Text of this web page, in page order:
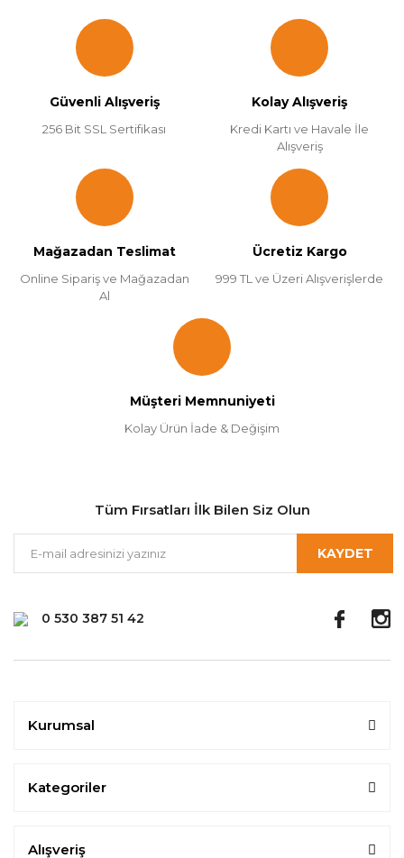
Güvenli Alışveriş
256 Bit SSL Sertifikası
Kolay Alışveriş
Kredi Kartı ve Havale İle
Alışveriş
Mağazadan Teslimat
Online Sipariş ve Mağazadan
Al
Ücretiz Kargo
999 TL ve Üzeri Alışverişlerde
Müşteri Memnuniyeti
Kolay Ürün İade & Değişim
0 530 387 51 42
Tüm Fırsatları İlk Bilen Siz Olun
KAYDET
Kurumsal
Kategoriler
Alışveriş